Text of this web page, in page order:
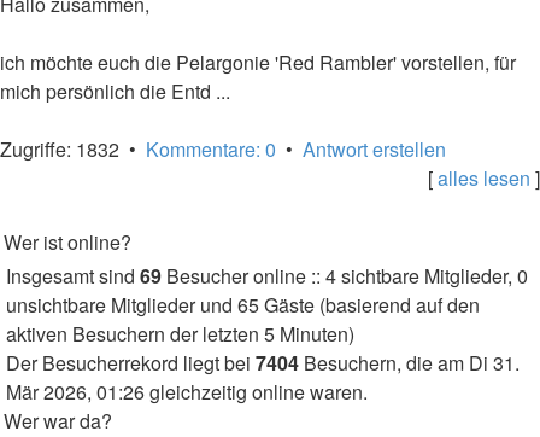
ich möchte euch die Pelargonie 'Red Rambler' vorstellen, für
mich persönlich die Entd ...
Zugriffe: 1832 • Kommentare: 0 • Antwort erstellen
[alles lesen ]
Wer ist online?
Insgesamt sind 69 Besucher online :: 4 sichtbare Mitglieder, 0
unsichtbare Mitglieder und 65 Gäste (basierend auf den
aktiven Besuchern der letzten 5 Minuten)
Der Besucherrekord liegt bei 7404 Besuchern, die am Di 31.
Mär 2026, 01:26 gleichzeitig online waren.
Wer war da?